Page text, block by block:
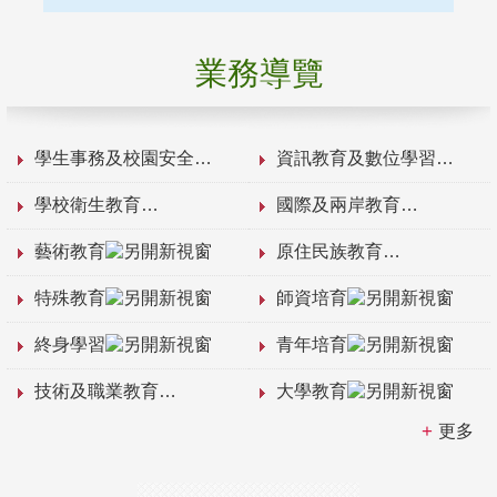
業務導覽
學生事務及校園安全 資訊教育及數位學習
學校衛生教育 國際及兩岸教育
藝術教育 原住民族教育
特殊教育 師資培育
終身學習 青年培育
技術及職業教育 大學教育
更多